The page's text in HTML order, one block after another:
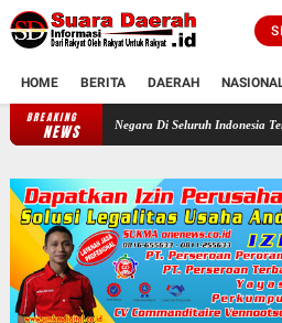
HOME BERITA DAERAH
BREAKING
NEWS Profesor Minta Presiden RI